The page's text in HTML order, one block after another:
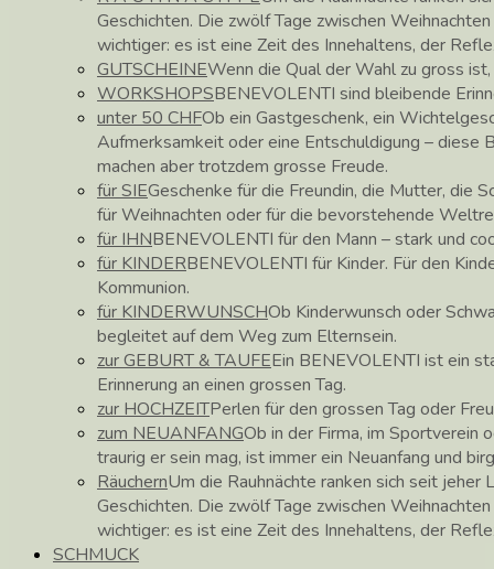
Geschichten. Die zwölf Tage zwischen
wichtiger: es ist eine Zeit des Innehaltens, der
GUTSCHEINEWenn die Qual der Wahl zu gross
WORKSHOPSBENEVOLENTI sind bleibende
unter 50 CHFOb ein Gastgeschenk, ein
Aufmerksamkeit oder eine Entschuldigung – diese
machen aber trotzdem grosse Freude.
für SIEGeschenke für die Freundin, die Mutter, die
für Weihnachten oder für die bevorstehende
für IHNBENEVOLENTI für den Mann – stark und
für KINDERBENEVOLENTI für Kinder. Für den
Kommunion.
für KINDERWUNSCHOb Kinderwunsch oder
begleitet auf dem Weg zum Elternsein.
zur GEBURT & TAUFEEin BENEVOLENTI ist ein
Erinnerung an einen grossen Tag.
zur HOCHZEITPerlen für den grossen Tag oder
zum NEUANFANGOb in der Firma, im Sportverein
traurig er sein mag, ist immer ein Neuanfang und
RäuchernUm die Rauhnächte ranken sich seit jeher
Geschichten. Die zwölf Tage zwischen
wichtiger: es ist eine Zeit des Innehaltens, der
SCHMUCK